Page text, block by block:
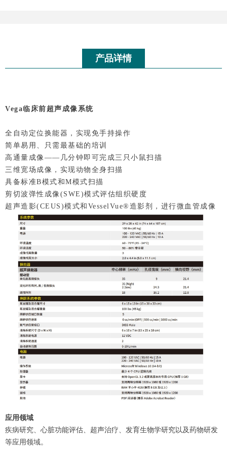
产品详情
Vega临床前超声成像系统
全自动定位换能器，实现免手持操作
简单易用、只需最基础的培训
高通量成像——几分钟即可完成三只小鼠扫描
三维宽场成像，实现动物全身扫描
具备标准B模式和M模式扫描
剪切波弹性成像(SWE)模式评估组织硬度
超声造影(CEUS)模式和VesselVue®造影剂，进行微血管成像
应用领域
疾病研究、心脏功能评估、超声治疗、发育生物学研究以及药物研发
等应用领域。